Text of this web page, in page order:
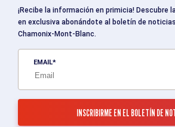
¡Recibe la información en primicia! Descubre
en exclusiva abonándote al boletín de
Chamonix-Mont-Blanc.
EMAIL